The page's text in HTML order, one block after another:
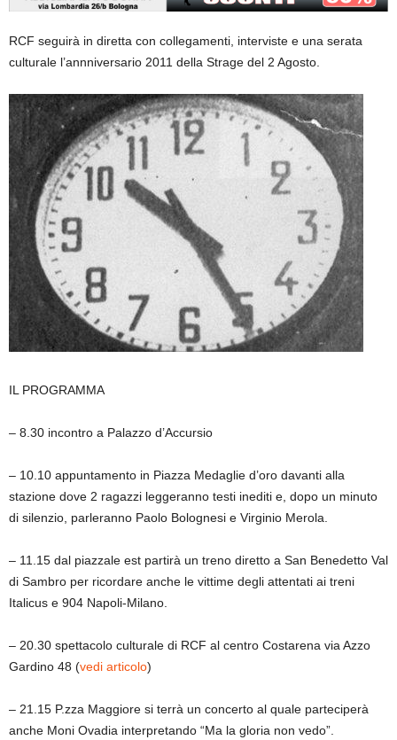
RCF seguirà in diretta con collegamenti, interviste e una serata
culturale l’annniversario 2011 della Strage del 2 Agosto.
IL PROGRAMMA
– 8.30 incontro a Palazzo d’Accursio
– 10.10 appuntamento in Piazza Medaglie d’oro davanti alla
stazione dove 2 ragazzi leggeranno testi inediti e, dopo un minuto
di silenzio, parleranno Paolo Bolognesi e Virginio Merola.
– 11.15 dal piazzale est partirà un treno diretto a San Benedetto Val
di Sambro per ricordare anche le vittime degli attentati ai treni
Italicus e 904 Napoli-Milano.
– 20.30 spettacolo culturale di RCF al centro Costarena via Azzo
Gardino 48 (vedi articolo)
– 21.15 P.zza Maggiore si terrà un concerto al quale parteciperà
anche Moni Ovadia interpretando “Ma la gloria non vedo”.